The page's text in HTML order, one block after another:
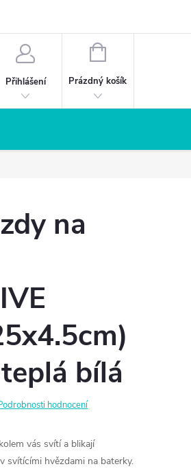
Přihlášení
NÁKUPNÍ
Prázdný košík
na
bílá
hodnocení
vás svítí a blikají
svítícími hvězdami na baterky.